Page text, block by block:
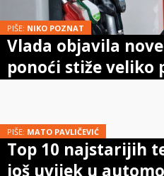
PIŠE: NIKO POZNAT
Vlada objavila
ponoći stiže veliko
PIŠE: MATO PAVLIČEVIĆ
Top 10 najstarijih
još uvijek u